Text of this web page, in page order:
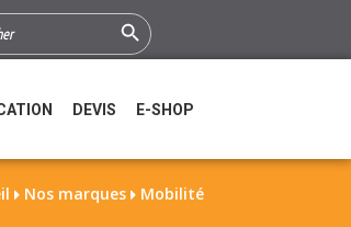
Search Button
DEVIS E-SHOP
 Nos marques  Mobilité